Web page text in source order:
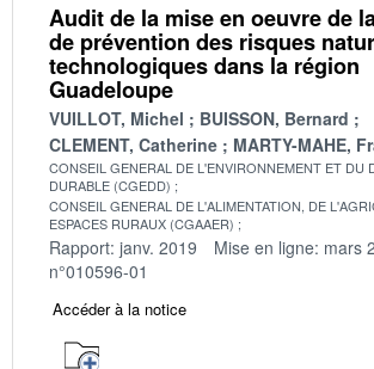
Audit de la mise en oeuvre de
de prévention des risques
technologiques dans la région
Guadeloupe
VUILLOT, Michel
BUISSON, Bernard
CLEMENT, Catherine
MARTY-MAHE,
CONSEIL GENERAL DE L'ENVIRONNEMENT ET DU
DURABLE (CGEDD)
CONSEIL GENERAL DE L'ALIMENTATION, DE
ESPACES RURAUX (CGAAER)
Rapport: janv. 2019 Mise en ligne: mars
n°010596-01
Accéder à la notice